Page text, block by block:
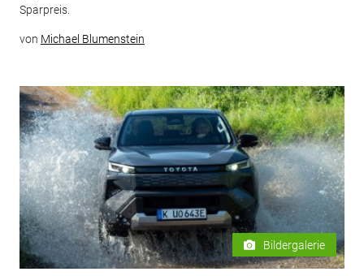
Sparpreis.
von Michael Blumenstein
Bildergalerie